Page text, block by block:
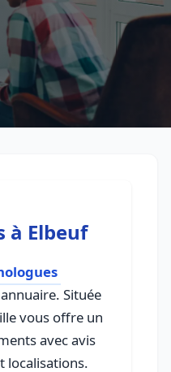
à Elbeuf
Située
vous offre un
avec avis
localisations.